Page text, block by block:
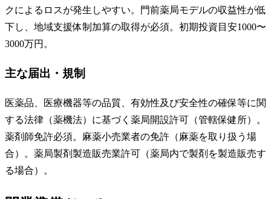
クによるロスが発生しやすい。門前薬局モデルの収益性が低
下し、地域支援体制加算の取得が必須。初期投資目安1000〜
3000万円。
主な届出・規制
医薬品、医療機器等の品質、有効性及び安全性の確保等に関
する法律（薬機法）に基づく薬局開設許可（管轄保健所）。
薬剤師免許必須。麻薬小売業者の免許（麻薬を取り扱う場
合）。薬局製剤製造販売業許可（薬局内で製剤を製造販売す
る場合）。